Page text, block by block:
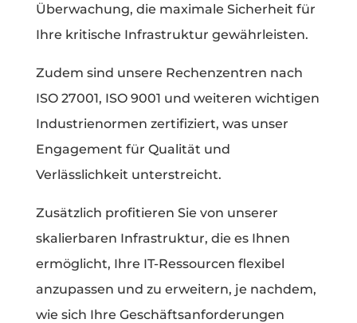
Überwachung, die maximale Sicherheit für
Ihre kritische Infrastruktur gewährleisten.
Zudem sind unsere Rechenzentren nach
ISO 27001, ISO 9001 und weiteren wichtigen
Industrienormen zertifiziert, was unser
Engagement für Qualität und
Verlässlichkeit unterstreicht.
Zusätzlich profitieren Sie von unserer
skalierbaren Infrastruktur, die es Ihnen
ermöglicht, Ihre IT-Ressourcen flexibel
anzupassen und zu erweitern, je nachdem,
wie sich Ihre Geschäftsanforderungen